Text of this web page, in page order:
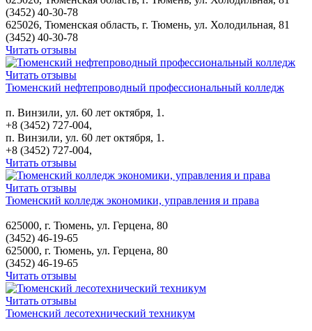
(3452) 40-30-78
625026, Тюменская область, г. Тюмень, ул. Холодильная, 81
(3452) 40-30-78
Читать отзывы
Читать отзывы
Тюменский нефтепроводный профессиональный колледж
п. Винзили, ул. 60 лет октября, 1.
+8 (3452) 727-004,
п. Винзили, ул. 60 лет октября, 1.
+8 (3452) 727-004,
Читать отзывы
Читать отзывы
Тюменский колледж экономики, управления и права
625000, г. Тюмень, ул. Герцена, 80
(3452) 46-19-65
625000, г. Тюмень, ул. Герцена, 80
(3452) 46-19-65
Читать отзывы
Читать отзывы
Тюменский лесотехнический техникум